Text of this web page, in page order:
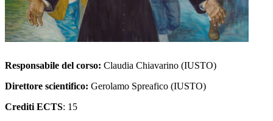
Responsabile del corso: Claudia Chiavarino (IUSTO)
Direttore scientifico: Gerolamo Spreafico (IUSTO)
Crediti ECTS: 15